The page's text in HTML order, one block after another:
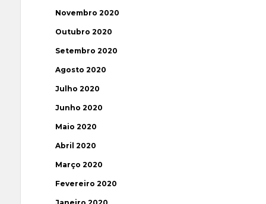
Novembro 2020
Outubro 2020
Setembro 2020
Agosto 2020
Julho 2020
Junho 2020
Maio 2020
Abril 2020
Março 2020
Fevereiro 2020